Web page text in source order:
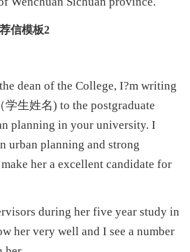
信模板2
dean of the College, I?m writing
学生姓名) to the postgraduate
planning in your university. I
urban planning and strong
her a excellent candidate for
during her five year study in
her very well and I see a number